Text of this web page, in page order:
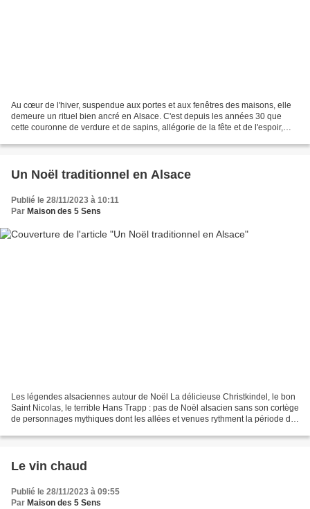
Au cœur de l'hiver, suspendue aux portes et aux fenêtres des maisons, elle
demeure un rituel bien ancré en Alsace. C'est depuis les années 30 que
cette couronne de verdure et de sapins, allégorie de la fête et de l'espoir,
Un Noël traditionnel en Alsace
Publié le 28/11/2023 à 10:11
Par Maison des 5 Sens
Les légendes alsaciennes autour de Noël La délicieuse Christkindel, le bon
Saint Nicolas, le terrible Hans Trapp : pas de Noël alsacien sans son cortège
de personnages mythiques dont les allées et venues rythment la période de
Le vin chaud
Publié le 28/11/2023 à 09:55
Par Maison des 5 Sens